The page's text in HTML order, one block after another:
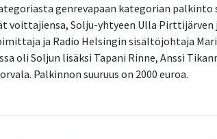
genrevapaan kategorian palkinto
voittajiensa, Solju-yhtyeen Ulla Pirttijärven
ja Radio Helsingin sisältöjohtaja
oli Soljun lisäksi Tapani Rinne, Anssi
Palkinnon suuruus on 2000 euroa.